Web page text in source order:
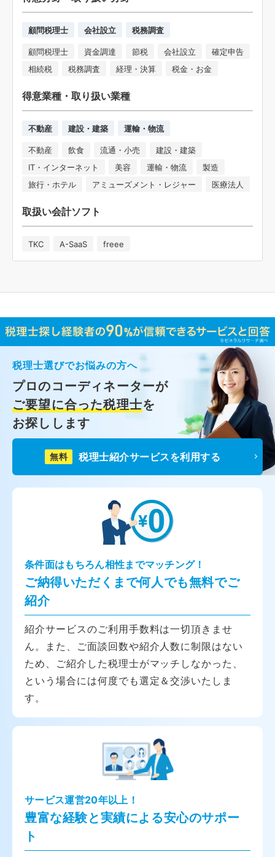
顧問税理士 会社設立 税務調査
顧問税理士 資金調達 節税 会社設立
確定申告
相続税
税務調査 経理・決算 税金・お金
得意業種・取り扱い業種
不動産 建設・建築 運輸・物流
不動産 飲食 流通・小売
建設・建築
IT・インターネット
美容 運輸・物流
製造
旅行・ホテル
アミューズメント・レジャー 医療法人
取扱い会計ソフト
TKC A-SaaS freee
税理士選びでお悩みの方へ
プロのコーディネーターが
ご要望に合った税理士を
お探しします
無料 税理士紹介サービスを利用する
条件面はもちろん相性までマッチング！
ご納得いただくまで何人でも無料でご
紹介
紹介サービスのご利用手数料は一切頂きませ
ん。また、ご面談回数や紹介人数に制限はない
ため、ご紹介した税理士がマッチしなかった、
という場合には何度でも選定＆交渉いたしま
す。
サービス運営20年以上！
豊富な経験と実績による安心のサポー
ト